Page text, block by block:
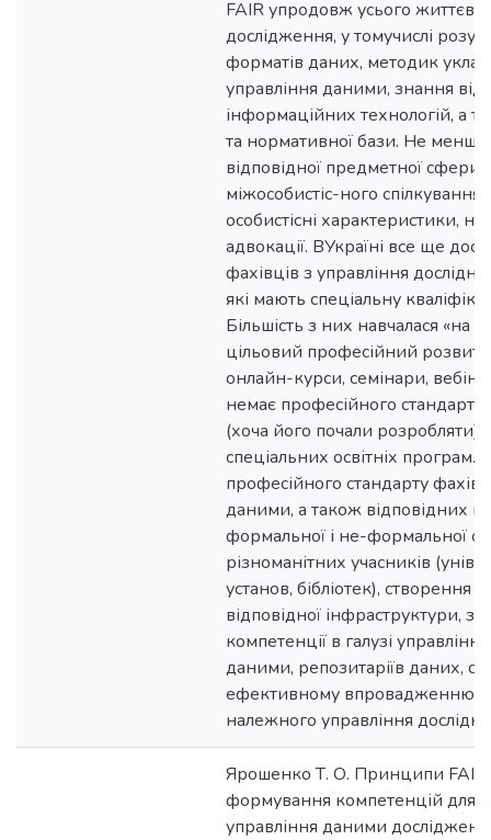
FAIR упродовж усього
дослідження, у томучислі
форматів даних, методик
управління даними, знання
інформаційних технологій, а
та нормативної бази. Не менш
відповідної предметної
міжособистіс-ного спілкування
особистісні характеристики,
адвокації. ВУкраїні все ще
фахівців з управління
які мають спеціальну
Більшість з них навчалася «на
цільовий професійний
онлайн-курси, семінари,
немає професійного стандарту
(хоча його почали розробляти);
спеціальних освітніх програм.
професійного стандарту
даними, а також відповідних
формальної і не-формальної
різноманітних учасників
установ, бібліотек), створення
відповідної інфраструктури,
компетенції в галузі
даними, репозитаріїв даних,
ефективному впровадженню
належного управління
Ярошенко Т. О. Принципи FAIR
формування компетенцій для
управління даними